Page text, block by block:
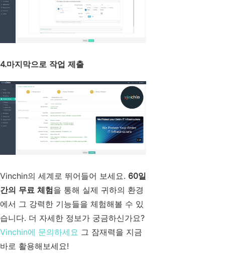
4.마지막으로 작업 제출
Vinchin의 세계로 뛰어들어 보세요. 60일
간의 무료 체험을 통해 실제 귀하의 환경
에서 그 강력한 기능들을 체험해볼 수 있
습니다. 더 자세한 정보가 궁금하신가요?
Vinchin에 문의하세요 그 잠재력을 지금
바로 활용해보세요!